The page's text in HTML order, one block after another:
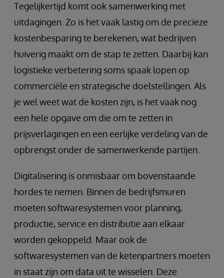
Tegelijkertijd komt ook samenwerking met
uitdagingen. Zo is het vaak lastig om de precieze
kostenbesparing te berekenen, wat bedrijven
huiverig maakt om de stap te zetten. Daarbij kan
logistieke verbetering soms spaak lopen op
commerciële en strategische doelstellingen. Als
je wel weet wat de kosten zijn, is het vaak nog
een hele opgave om die om te zetten in
prijsverlagingen en een eerlijke verdeling van de
opbrengst onder de samenwerkende partijen.
Digitalisering is onmisbaar om bovenstaande
hordes te nemen. Binnen de bedrijfsmuren
moeten softwaresystemen voor planning,
productie, service en distributie aan elkaar
worden gekoppeld. Maar ook de
softwaresystemen van de ketenpartners moeten
in staat zijn om data uit te wisselen. Deze